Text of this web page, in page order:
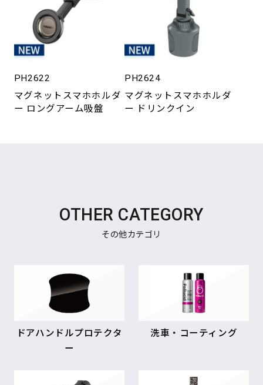
PH2622
マグネットスマホホルダ
ー ロングアーム吸盤
PH2624
マグネットスマホホルダ
ー ドリンクイン
OTHER CATEGORY
その他カテゴリ
ドアハンドルプロテクタ
ー
洗車・コーティング